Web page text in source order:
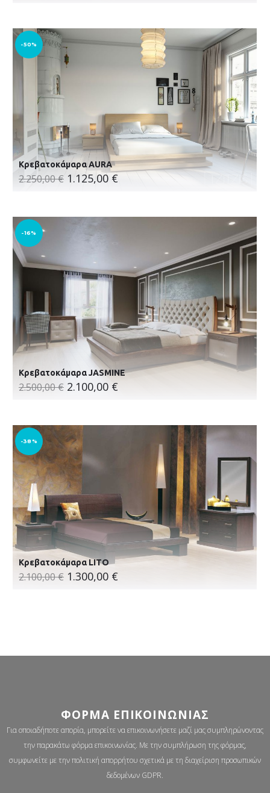
Κρεβατοκάμαρα AURA
2.250,00€ 1.125,00 €
-50%
Κρεβατοκάμαρα JASMINE
2.500,00€ 2.100,00 €
-16%
Κρεβατοκάμαρα LITO
2.100,00€ 1.300,00 €
-38%
ΦΌΡΜΑ ΕΠΙΚΟΙΝΩΝΊΑΣ
Για οποιαδήποτε απορία, μπορείτε να επικοινωνήσετε μαζί μας συμπληρώνοντας
την παρακάτω φόρμα επικοινωνίας. Με την συμπλήρωση της φόρμας,
συμφωνείτε με την πολιτική απορρήτου σχετικά με τη διαχείριση προσωπικών
δεδομένων GDPR.